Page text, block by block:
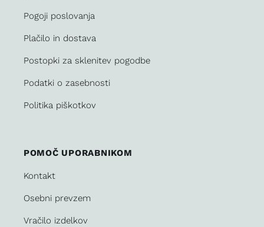
Pogoji poslovanja
Plačilo in dostava
Postopki za sklenitev pogodbe
Podatki o zasebnosti
Politika piškotkov
POMOČ UPORABNIKOM
Kontakt
Osebni prevzem
Vračilo izdelkov